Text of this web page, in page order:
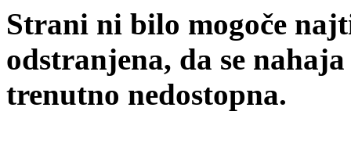
Strani ni bilo mogoče
odstranjena, da se
trenutno nedostopna.